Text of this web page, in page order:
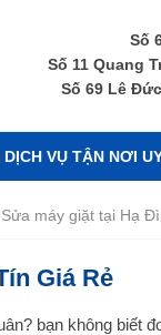
Số
Số 11 Quang
Số 69 Lê
VỤ TẬN NƠI
Sửa máy giặt tại Hạ
Giá Rẻ
bạn không biết